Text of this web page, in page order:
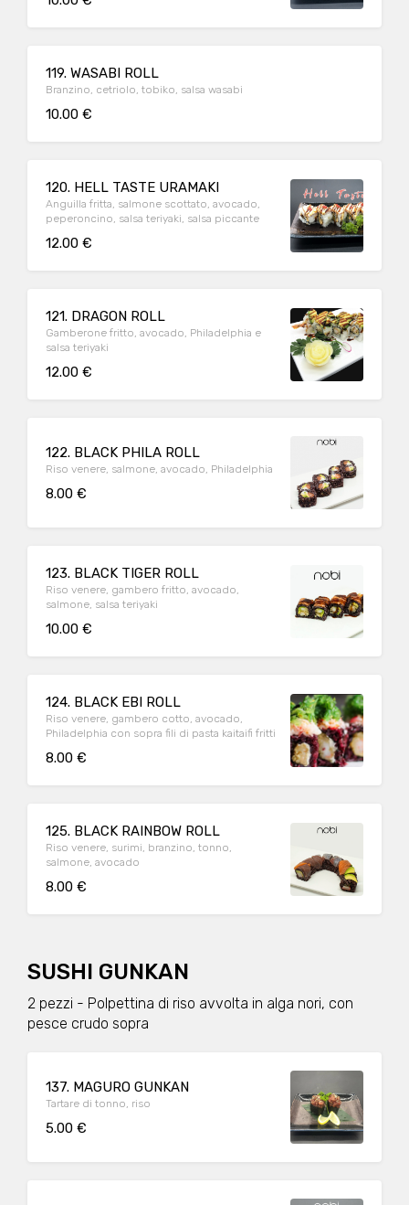
119. WASABI ROLL
Branzino, cetriolo, tobiko, salsa wasabi
10.00 €
120. HELL TASTE URAMAKI
Anguilla fritta, salmone scottato, avocado,
peperoncino, salsa teriyaki, salsa piccante
12.00 €
121. DRAGON ROLL
Gamberone fritto, avocado, Philadelphia e
salsa teriyaki
12.00 €
122. BLACK PHILA ROLL
Riso venere, salmone, avocado, Philadelphia
8.00 €
123. BLACK TIGER ROLL
Riso venere, gambero fritto, avocado,
salmone, salsa teriyaki
10.00 €
124. BLACK EBI ROLL
Riso venere, gambero cotto, avocado,
Philadelphia con sopra fili di pasta kaitaifi fritti
8.00 €
125. BLACK RAINBOW ROLL
Riso venere, surimi, branzino, tonno,
salmone, avocado
8.00 €
SUSHI GUNKAN
2 pezzi - Polpettina di riso avvolta in alga nori, con
pesce crudo sopra
137. MAGURO GUNKAN
Tartare di tonno, riso
5.00 €